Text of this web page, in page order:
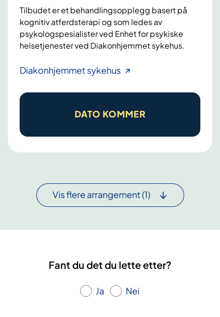
Tilbudet er et behandlingsopplegg basert på
kognitiv atferdsterapi og som ledes av
psykologspesialister ved Enhet for psykiske
helsetjenester ved Diakonhjemmet sykehus.
Diakonhjemmet sykehusM
s
t
i
n
a
i
DATO KOMMER
Vis flere arrangement(1)
Fant du det du lette etter?
Ja Nei